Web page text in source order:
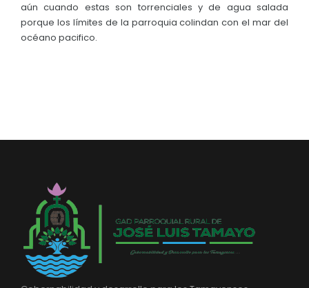
aún cuando estas son torrenciales y de agua salada
porque los límites de la parroquia colindan con el mar del
océano pacifico.